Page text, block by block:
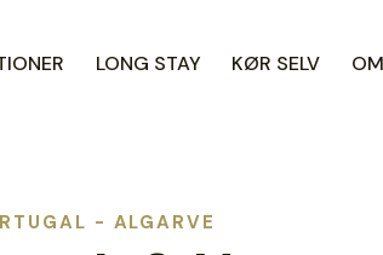
LONG STAY KØR SELV
- ALGARVE